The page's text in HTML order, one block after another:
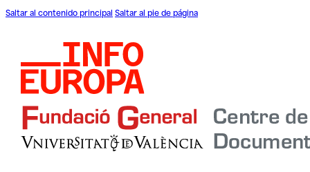
Saltar al contenido principal Saltar al pie de página